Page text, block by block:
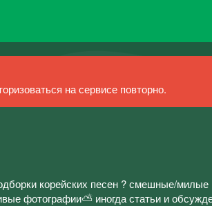
на сервисе повторно.
корейских песен ? смешные/милые
фотографии⛅ иногда статьи и